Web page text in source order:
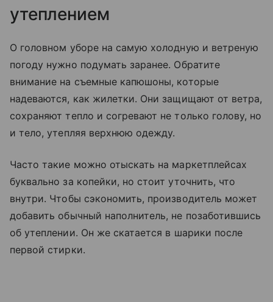
утеплением
О головном уборе на самую холодную и ветреную
погоду нужно подумать заранее. Обратите
внимание на съемные капюшоны, которые
надеваются, как жилетки. Они защищают от ветра,
сохраняют тепло и согревают не только голову, но
и тело, утепляя верхнюю одежду.
Часто такие можно отыскать на маркетплейсах
буквально за копейки, но стоит уточнить, что
внутри. Чтобы сэкономить, производитель может
добавить обычный наполнитель, не позаботившись
об утеплении. Он же скатается в шарики после
первой стирки.